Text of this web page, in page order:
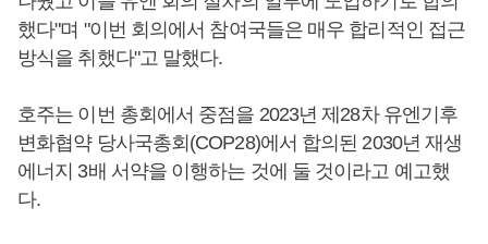
했다"며 "이번 회의에서 참여국들은 매우 합리적인 접근
방식을 취했다"고 말했다.
호주는 이번 총회에서 중점을 2023년 제28차 유엔기후
변화협약 당사국총회(COP28)에서 합의된 2030년 재생
에너지 3배 서약을 이행하는 것에 둘 것이라고 예고했
다.